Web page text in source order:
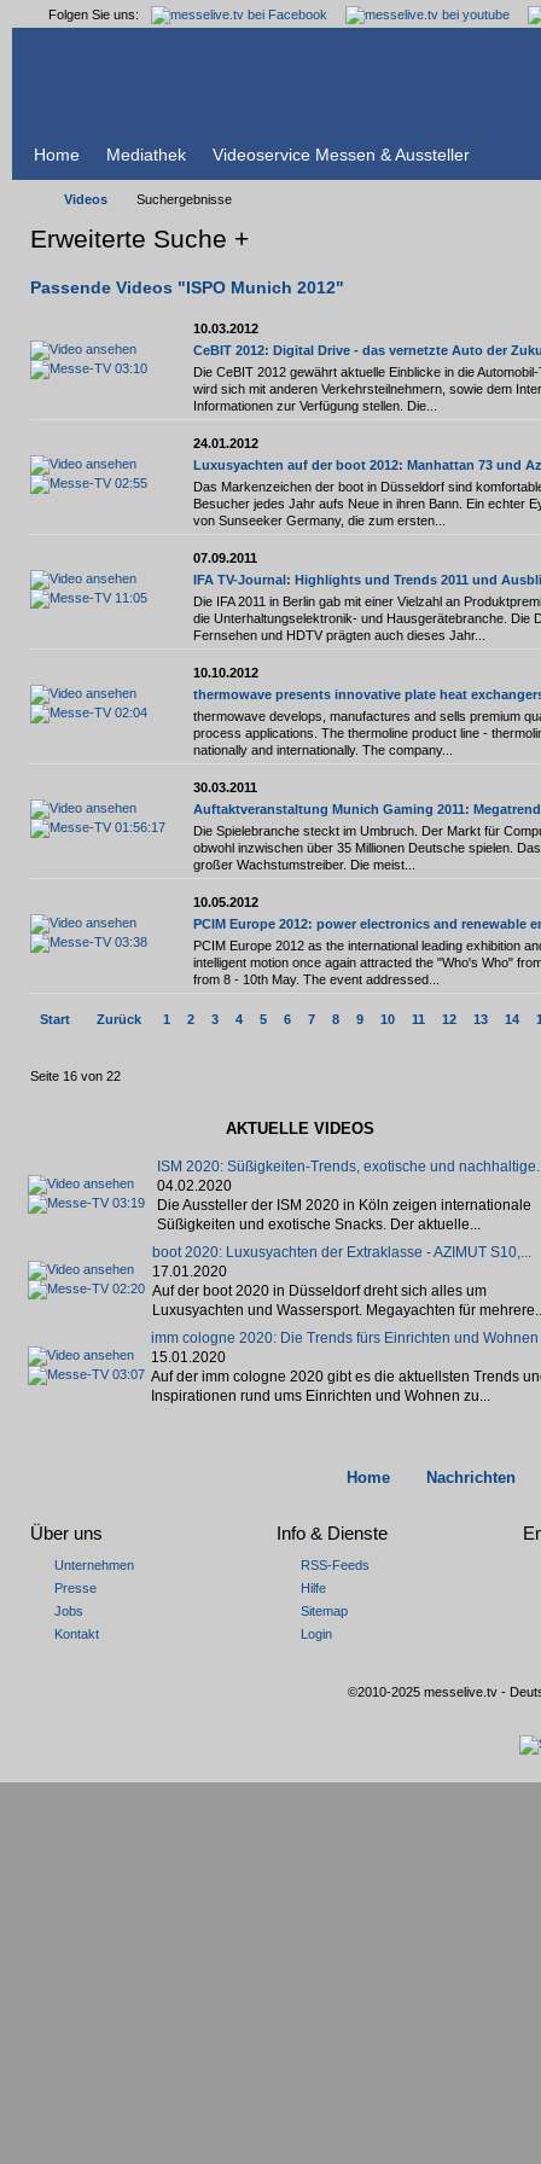
Folgen Sie uns:
Home Mediathek Videoservice Messen & Aussteller
Videos Suchergebnisse
Erweiterte Suche +
Passende Videos "ISPO Munich 2012"
03:10
10.03.2012
CeBIT 2012: Digital Drive - das vernetzte Auto der
Die CeBIT 2012 gewährt aktuelle Einblicke in die
wird sich mit anderen Verkehrsteilnehmern, sowie dem
Informationen zur Verfügung stellen. Die...
02:55
24.01.2012
Luxusyachten auf der boot 2012: Manhattan 73 und
Das Markenzeichen der boot in Düsseldorf sind
Besucher jedes Jahr aufs Neue in ihren Bann. Ein echter
von Sunseeker Germany, die zum ersten...
11:05
07.09.2011
IFA TV-Journal: Highlights und Trends 2011 und
Die IFA 2011 in Berlin gab mit einer Vielzahl an
die Unterhaltungselektronik- und Hausgerätebranche. Die
Fernsehen und HDTV prägten auch dieses Jahr...
02:04
10.10.2012
thermowave presents innovative plate heat
thermowave develops, manufactures and sells premium
process applications. The thermoline product line -
nationally and internationally. The company...
01:56:17
30.03.2011
Auftaktveranstaltung Munich Gaming 2011:
Die Spielebranche steckt im Umbruch. Der Markt für
obwohl inzwischen über 35 Millionen Deutsche spielen.
großer Wachstumstreiber. Die meist...
03:38
10.05.2012
PCIM Europe 2012: power electronics and renewable
PCIM Europe 2012 as the international leading exhibition
intelligent motion once again attracted the "Who's Who"
from 8 - 10th May. The event addressed...
Start Zurück 1 2 3 4 5 6 7 8 9 10 11 12 13 14
Seite 16 von 22
AKTUELLE VIDEOS
03:19
ISM 2020: Süßigkeiten-Trends, exotische und
04.02.2020
Die Aussteller der ISM 2020 in Köln zeigen internationale
Süßigkeiten und exotische Snacks. Der aktuelle...
02:20
boot 2020: Luxusyachten der Extraklasse - AZIMUT S10,...
17.01.2020
Auf der boot 2020 in Düsseldorf dreht sich alles um
Luxusyachten und Wassersport. Megayachten für
03:07
imm cologne 2020: Die Trends fürs Einrichten und Wohnen
15.01.2020
Auf der imm cologne 2020 gibt es die aktuellsten Trends
Inspirationen rund ums Einrichten und Wohnen zu...
Home Nachrichten
Über uns
Unternehmen
Presse
Jobs
Kontakt
Info & Dienste
RSS-Feeds
Hilfe
Sitemap
Login
©2010-2025 messelive.tv -